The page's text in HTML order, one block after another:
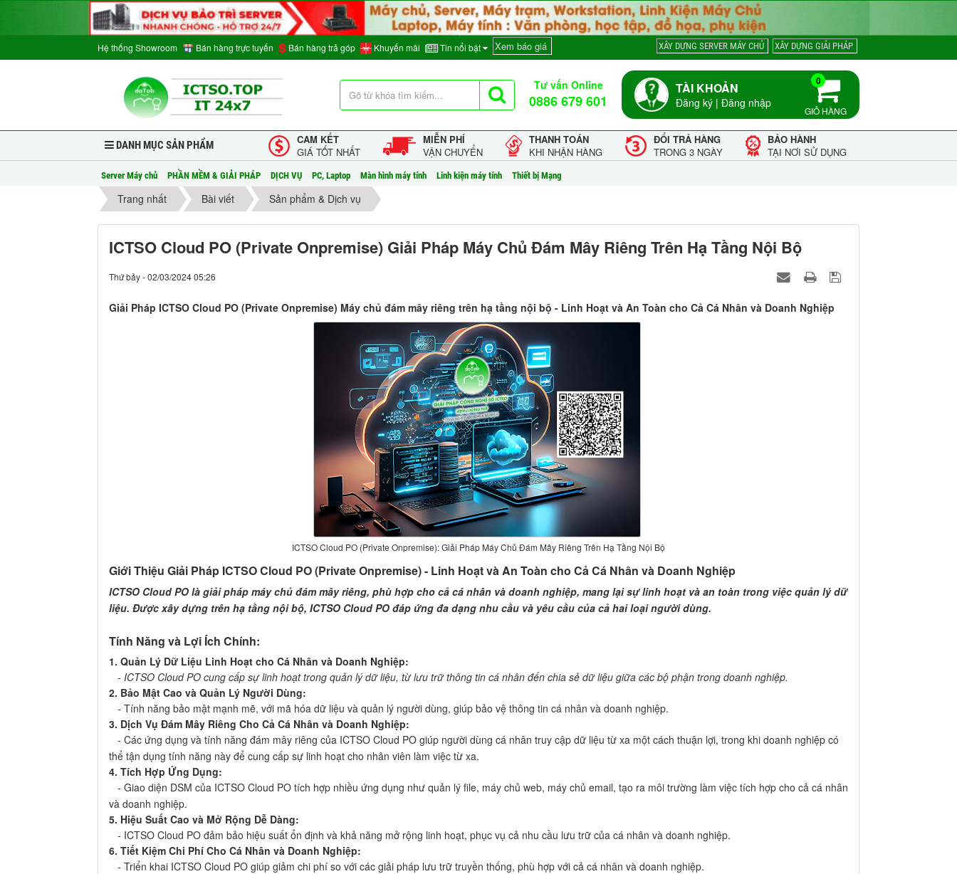
Hệ thống Showroom Bán hàng trực tuyến Bán hàng trả góp Khuyến mãi Tin nổi bật Xem báo giá XÂY DỰNG SERVER MÁY CHỦ XÂY DỰNG GIẢI PHÁP
Tư vấn Online
0886 679 601
TÀI KHOẢN
Đăng ký | Đăng nhập
0
GIỎ HÀNG
DANH MỤC SẢN PHẨM
CAM KẾT
GIÁ TỐT NHẤT
MIỄN PHÍ
VẬN CHUYỂN
THANH TOÁN
KHI NHẬN HÀNG
ĐỔI TRẢ HÀNG
TRONG 3 NGÀY
BẢO HÀNH
TẠI NƠI SỬ DỤNG
Server Máy chủ PHẦN MỀM & GIẢI PHÁP DỊCH VỤ PC, Laptop Màn hình máy tính Linh kiện máy tính Thiết bị Mạng
Trang nhất Bài viết Sản phẩm & Dịch vụ
ICTSO Cloud PO (Private Onpremise) Giải Pháp Máy Chủ Đám Mây Riêng Trên Hạ Tầng Nội Bộ
Thứ bảy - 02/03/2024 05:26
Giải Pháp ICTSO Cloud PO (Private Onpremise) Máy chủ đám mây riêng trên hạ tầng nội bộ - Linh Hoạt và An Toàn cho Cả Cá Nhân và Doanh Nghiệp
ICTSO Cloud PO (Private Onpremise): Giải Pháp Máy Chủ Đám Mây Riêng Trên Hạ Tầng Nội Bộ
Giới Thiệu Giải Pháp ICTSO Cloud PO (Private Onpremise) - Linh Hoạt và An Toàn cho Cả Cá Nhân và Doanh Nghiệp
ICTSO Cloud PO là giải pháp máy chủ đám mây riêng, phù hợp cho cả cá nhân và doanh nghiệp, mang lại sự linh hoạt và an toàn trong việc quản lý dữ
liệu. Được xây dựng trên hạ tầng nội bộ, ICTSO Cloud PO đáp ứng đa dạng nhu cầu và yêu cầu của cả hai loại người dùng.
Tính Năng và Lợi Ích Chính:
1. Quản Lý Dữ Liệu Linh Hoạt cho Cá Nhân và Doanh Nghiệp:
- ICTSO Cloud PO cung cấp sự linh hoạt trong quản lý dữ liệu, từ lưu trữ thông tin cá nhân đến chia sẻ dữ liệu giữa các bộ phận trong doanh nghiệp.
2. Bảo Mật Cao và Quản Lý Người Dùng:
- Tính năng bảo mật mạnh mẽ, với mã hóa dữ liệu và quản lý người dùng, giúp bảo vệ thông tin cá nhân và doanh nghiệp.
3. Dịch Vụ Đám Mây Riêng Cho Cả Cá Nhân và Doanh Nghiệp:
- Các ứng dụng và tính năng đám mây riêng của ICTSO Cloud PO giúp người dùng cá nhân truy cập dữ liệu từ xa một cách thuận lợi, trong khi doanh nghiệp có
thể tận dụng tính năng này để cung cấp sự linh hoạt cho nhân viên làm việc từ xa.
4. Tích Hợp Ứng Dụng:
- Giao diện DSM của ICTSO Cloud PO tích hợp nhiều ứng dụng như quản lý file, máy chủ web, máy chủ email, tạo ra môi trường làm việc tích hợp cho cả cá nhân
và doanh nghiệp.
5. Hiệu Suất Cao và Mở Rộng Dễ Dàng:
- ICTSO Cloud PO đảm bảo hiệu suất ổn định và khả năng mở rộng linh hoạt, phục vụ cả nhu cầu lưu trữ của cá nhân và doanh nghiệp.
6. Tiết Kiệm Chi Phí Cho Cá Nhân và Doanh Nghiệp:
- Triển khai ICTSO Cloud PO giúp giảm chi phí so với các giải pháp lưu trữ truyền thống, phù hợp với cả cá nhân và doanh nghiệp.